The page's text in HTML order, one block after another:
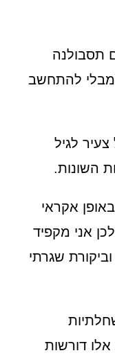
15% מהנשים תסבולנה
להתחשב
לגיל
השונות.
אקראי
אני מקפיד
שגרתי
אלו דורשות